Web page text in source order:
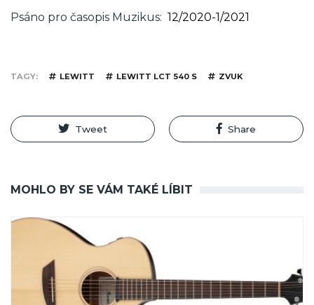
Psáno pro časopis Muzikus 12/2020-1/2021
TAGY LEWITT LEWITT LCT 540 S ZVUK
Tweet Share
MOHLO BY SE VÁM TAKÉ LÍBIT